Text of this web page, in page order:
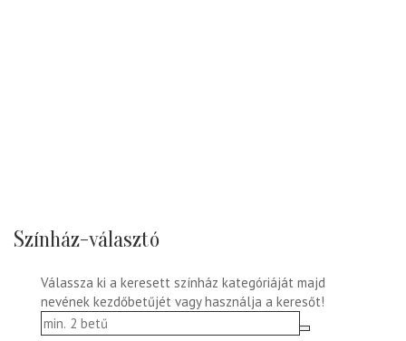
Színház-választó
Válassza ki a keresett színház kategóriáját majd
nevének kezdőbetűjét vagy használja a keresőt!